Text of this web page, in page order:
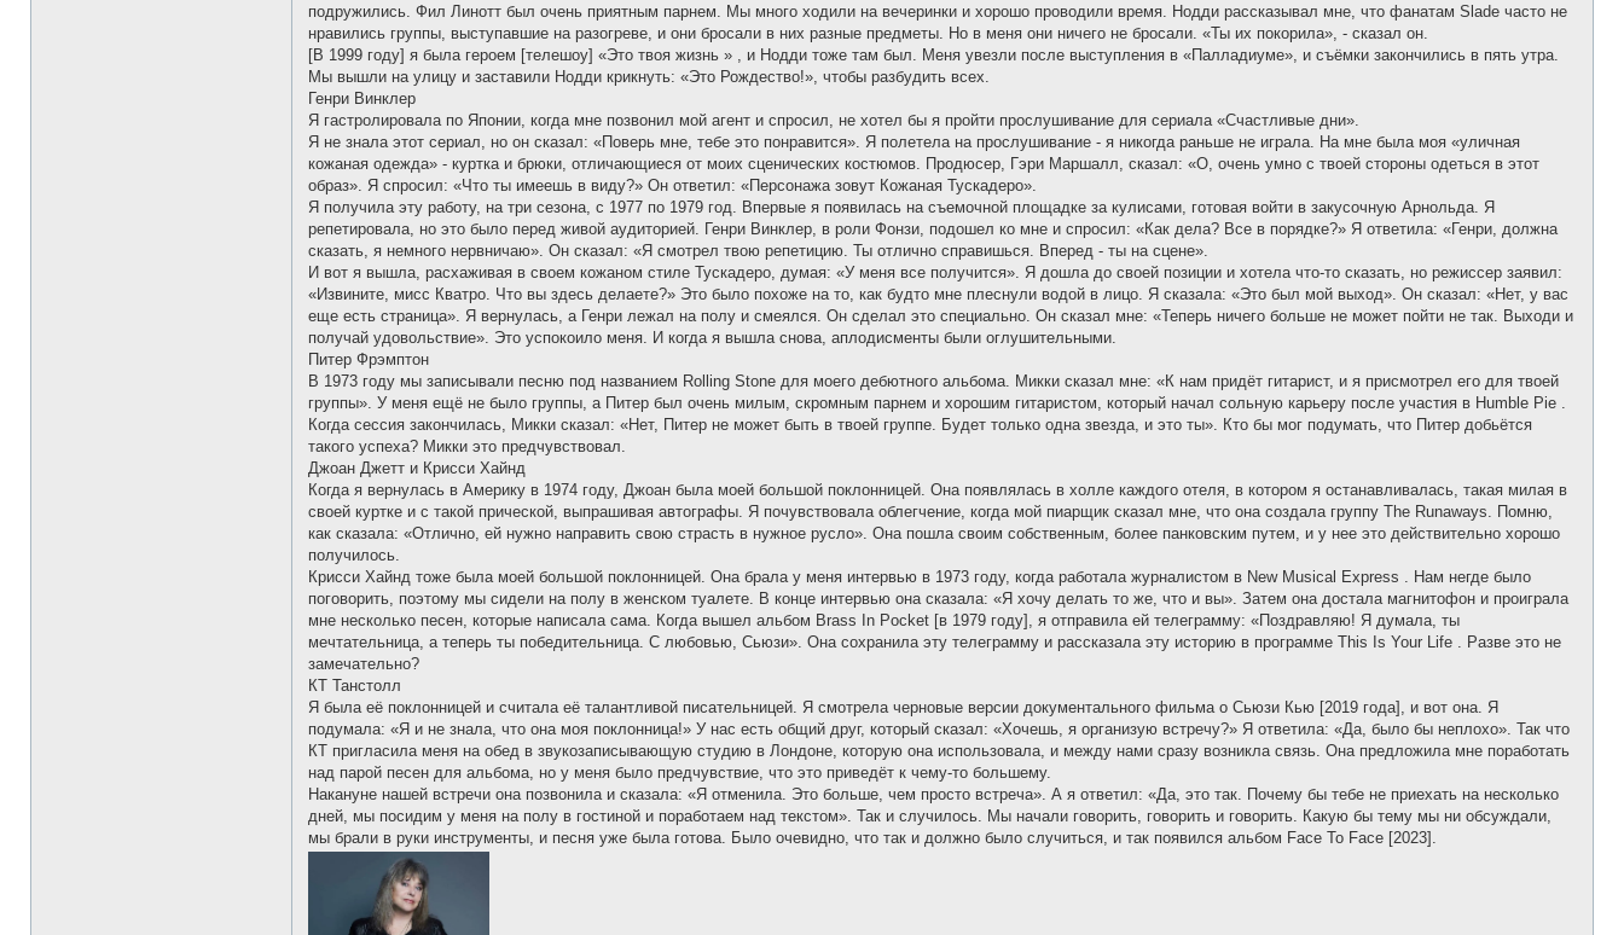
подружились. Фил Линотт был очень приятным парнем. Мы много ходили на вечеринки и хорошо проводили время. Нодди рассказывал мне, что фанатам Slade часто не
нравились группы, выступавшие на разогреве, и они бросали в них разные предметы. Но в меня они ничего не бросали. «Ты их покорила», - сказал он.
[В 1999 году] я была героем [телешоу] «Это твоя жизнь » , и Нодди тоже там был. Меня увезли после выступления в «Палладиуме», и съёмки закончились в пять утра.
Мы вышли на улицу и заставили Нодди крикнуть: «Это Рождество!», чтобы разбудить всех.
Генри Винклер
Я гастролировала по Японии, когда мне позвонил мой агент и спросил, не хотел бы я пройти прослушивание для сериала «Счастливые дни».
Я не знала этот сериал, но он сказал: «Поверь мне, тебе это понравится». Я полетела на прослушивание - я никогда раньше не играла. На мне была моя «уличная
кожаная одежда» - куртка и брюки, отличающиеся от моих сценических костюмов. Продюсер, Гэри Маршалл, сказал: «О, очень умно с твоей стороны одеться в этот
образ». Я спросил: «Что ты имеешь в виду?» Он ответил: «Персонажа зовут Кожаная Тускадеро».
Я получила эту работу, на три сезона, с 1977 по 1979 год. Впервые я появилась на съемочной площадке за кулисами, готовая войти в закусочную Арнольда. Я
репетировала, но это было перед живой аудиторией. Генри Винклер, в роли Фонзи, подошел ко мне и спросил: «Как дела? Все в порядке?» Я ответила: «Генри, должна
сказать, я немного нервничаю». Он сказал: «Я смотрел твою репетицию. Ты отлично справишься. Вперед - ты на сцене».
И вот я вышла, расхаживая в своем кожаном стиле Тускадеро, думая: «У меня все получится». Я дошла до своей позиции и хотела что-то сказать, но режиссер заявил:
«Извините, мисс Кватро. Что вы здесь делаете?» Это было похоже на то, как будто мне плеснули водой в лицо. Я сказала: «Это был мой выход». Он сказал: «Нет, у вас
еще есть страница». Я вернулась, а Генри лежал на полу и смеялся. Он сделал это специально. Он сказал мне: «Теперь ничего больше не может пойти не так. Выходи и
получай удовольствие». Это успокоило меня. И когда я вышла снова, аплодисменты были оглушительными.
Питер Фрэмптон
В 1973 году мы записывали песню под названием Rolling Stone для моего дебютного альбома. Микки сказал мне: «К нам придёт гитарист, и я присмотрел его для твоей
группы». У меня ещё не было группы, а Питер был очень милым, скромным парнем и хорошим гитаристом, который начал сольную карьеру после участия в Humble Pie .
Когда сессия закончилась, Микки сказал: «Нет, Питер не может быть в твоей группе. Будет только одна звезда, и это ты». Кто бы мог подумать, что Питер добьётся
такого успеха? Микки это предчувствовал.
Джоан Джетт и Крисси Хайнд
Когда я вернулась в Америку в 1974 году, Джоан была моей большой поклонницей. Она появлялась в холле каждого отеля, в котором я останавливалась, такая милая в
своей куртке и с такой прической, выпрашивая автографы. Я почувствовала облегчение, когда мой пиарщик сказал мне, что она создала группу The Runaways. Помню,
как сказала: «Отлично, ей нужно направить свою страсть в нужное русло». Она пошла своим собственным, более панковским путем, и у нее это действительно хорошо
получилось.
Крисси Хайнд тоже была моей большой поклонницей. Она брала у меня интервью в 1973 году, когда работала журналистом в New Musical Express . Нам негде было
поговорить, поэтому мы сидели на полу в женском туалете. В конце интервью она сказала: «Я хочу делать то же, что и вы». Затем она достала магнитофон и проиграла
мне несколько песен, которые написала сама. Когда вышел альбом Brass In Pocket [в 1979 году], я отправила ей телеграмму: «Поздравляю! Я думала, ты
мечтательница, а теперь ты победительница. С любовью, Сьюзи». Она сохранила эту телеграмму и рассказала эту историю в программе This Is Your Life . Разве это не
замечательно?
КТ Танстолл
Я была её поклонницей и считала её талантливой писательницей. Я смотрела черновые версии документального фильма о Сьюзи Кью [2019 года], и вот она. Я
подумала: «Я и не знала, что она моя поклонница!» У нас есть общий друг, который сказал: «Хочешь, я организую встречу?» Я ответила: «Да, было бы неплохо». Так что
КТ пригласила меня на обед в звукозаписывающую студию в Лондоне, которую она использовала, и между нами сразу возникла связь. Она предложила мне поработать
над парой песен для альбома, но у меня было предчувствие, что это приведёт к чему-то большему.
Накануне нашей встречи она позвонила и сказала: «Я отменила. Это больше, чем просто встреча». А я ответил: «Да, это так. Почему бы тебе не приехать на несколько
дней, мы посидим у меня на полу в гостиной и поработаем над текстом». Так и случилось. Мы начали говорить, говорить и говорить. Какую бы тему мы ни обсуждали,
мы брали в руки инструменты, и песня уже была готова. Было очевидно, что так и должно было случиться, и так появился альбом Face To Face [2023].